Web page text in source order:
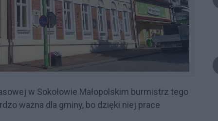
w Sokołowie Małopolskim burmistrz tego
ważna dla gminy, bo dzięki niej prace